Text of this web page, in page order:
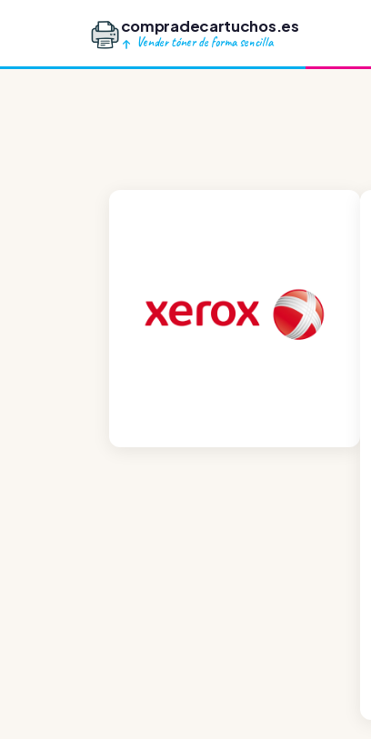
compradecartuchos.es
Vender tóner de forma sencilla